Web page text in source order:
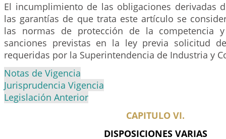
El incumplimiento de las obligaciones derivadas
las garantías de que trata este artículo se
las normas de protección de la competencia
sanciones previstas en la ley previa solicitud
requeridas por la Superintendencia de Industria y
Notas de Vigencia
Jurisprudencia Vigencia
Legislación Anterior
CAPITULO VI.
DISPOSICIONES VARIAS